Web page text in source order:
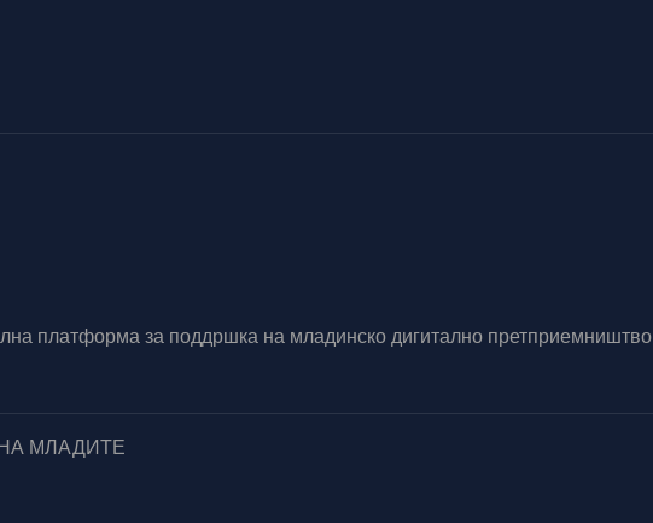
платформа за поддршка на младинско дигитално претприемништво
МЛАДИТЕ